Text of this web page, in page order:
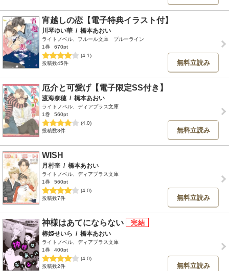
宵越しの恋【電子特典イラスト付】
川琴ゆい華 / 橋本あおい
ライトノベル、フルール文庫 ブルーライン
1巻
670pt
(4.1)
投稿数45件
無料立読み
厄介と可愛げ【電子限定SS付き】
渡海奈穂 / 橋本あおい
ライトノベル、ディアプラス文庫
1巻
560pt
(4.0)
投稿数8件
無料立読み
WISH
月村奎 / 橋本あおい
ライトノベル、ディアプラス文庫
1巻
560pt
(4.0)
投稿数7件
無料立読み
神様はあてにならない
椿姫せいら / 橋本あおい
ライトノベル、ディアプラス文庫
1巻
400pt
(4.0)
投稿数2件
無料立読み